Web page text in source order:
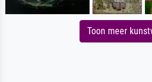
Toon meer